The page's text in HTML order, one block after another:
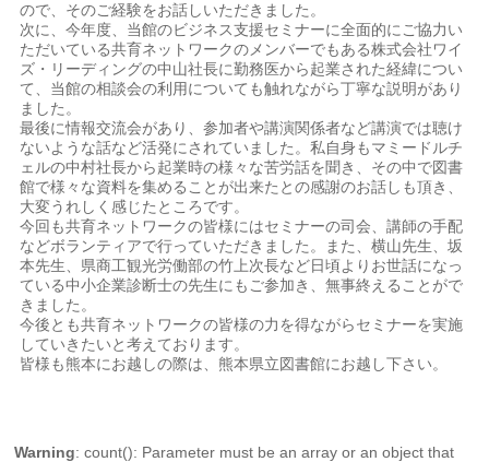
ので、そのご経験をお話しいただきました。
次に、今年度、当館のビジネス支援セミナーに全面的にご協力い
ただいている共育ネットワークのメンバーでもある株式会社ワイ
ズ・リーディングの中山社長に勤務医から起業された経緯につい
て、当館の相談会の利用についても触れながら丁寧な説明があり
ました。
最後に情報交流会があり、参加者や講演関係者など講演では聴け
ないような話など活発にされていました。私自身もマミードルチ
ェルの中村社長から起業時の様々な苦労話を聞き、その中で図書
館で様々な資料を集めることが出来たとの感謝のお話しも頂き、
大変うれしく感じたところです。
今回も共育ネットワークの皆様にはセミナーの司会、講師の手配
などボランティアで行っていただきました。また、横山先生、坂
本先生、県商工観光労働部の竹上次長など日頃よりお世話になっ
ている中小企業診断士の先生にもご参加き、無事終えることがで
きました。
今後とも共育ネットワークの皆様の力を得ながらセミナーを実施
していきたいと考えております。
皆様も熊本にお越しの際は、熊本県立図書館にお越し下さい。
Warning: count(): Parameter must be an array or an object that